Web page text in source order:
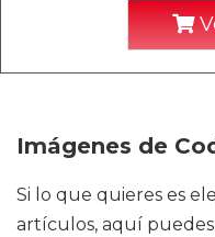
Imágenes de
Si lo que quieres es
artículos, aquí